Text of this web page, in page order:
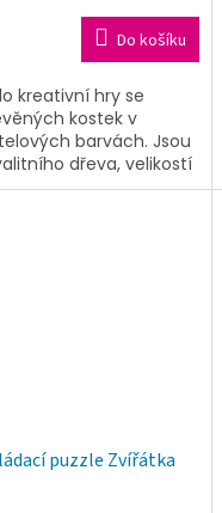
Do košíku
kreativní hry se
kostek v
barvách. Jsou
dřeva, velikostí
malé dětské ručičky
puzzle Zvířátka